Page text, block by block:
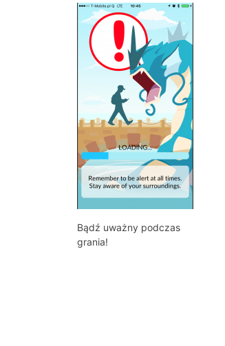
Bądź uważny podczas
grania!